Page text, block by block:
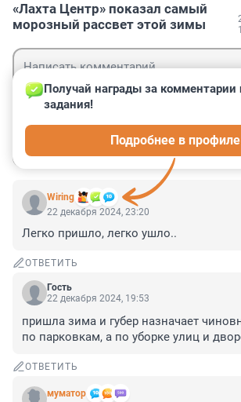
«Лахта Центр» показал самый
морозный рассвет этой зимы
Wiring
Получай награды за комментарии
задания!
Подробнее в профиле
22 декабря 2024, 23:20
Легко пришло, легко ушло..
ОТВЕТИТЬ
Гость
22 декабря 2024, 19:53
пришла зима и губер назначает
по парковкам, а по уборке улиц и
ОТВЕТИТЬ
муматор